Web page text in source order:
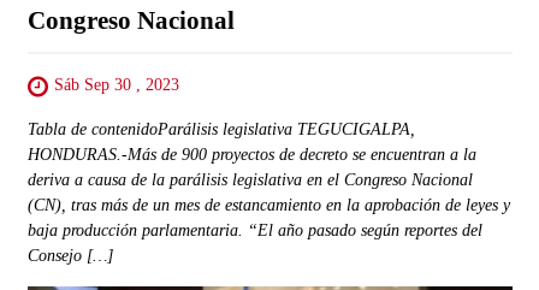
Congreso Nacional
Sáb Sep 30 , 2023
Tabla de contenidoParálisis legislativa TEGUCIGALPA,
HONDURAS.-Más de 900 proyectos de decreto se encuentran a la
deriva a causa de la parálisis legislativa en el Congreso Nacional
(CN), tras más de un mes de estancamiento en la aprobación de leyes y
baja producción parlamentaria. “El año pasado según reportes del
Consejo […]